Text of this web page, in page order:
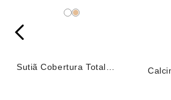
Sutiã Cobertura Total